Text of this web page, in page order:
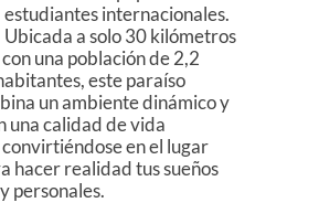
estudiantes internacionales.
Ubicada a solo 30 kilómetros
una población de 2,2
este paraíso
un ambiente dinámico y
una calidad de vida
en el lugar
hacer realidad tus sueños
personales.